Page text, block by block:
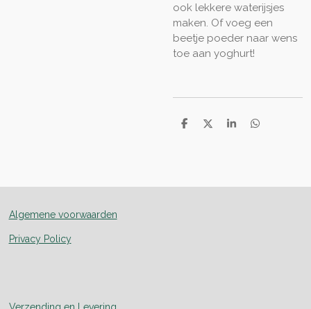
ook lekkere waterijsjes
maken. Of voeg een
beetje poeder naar wens
toe aan yoghurt!
D
D
S
D
Algemene voorwaarden
Privacy Policy